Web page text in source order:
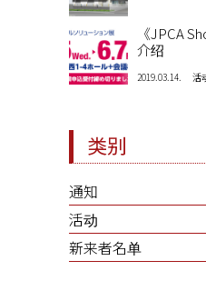
《JPCA
介绍
2019.03.14. 活
类别
通知
活动
新来者名单